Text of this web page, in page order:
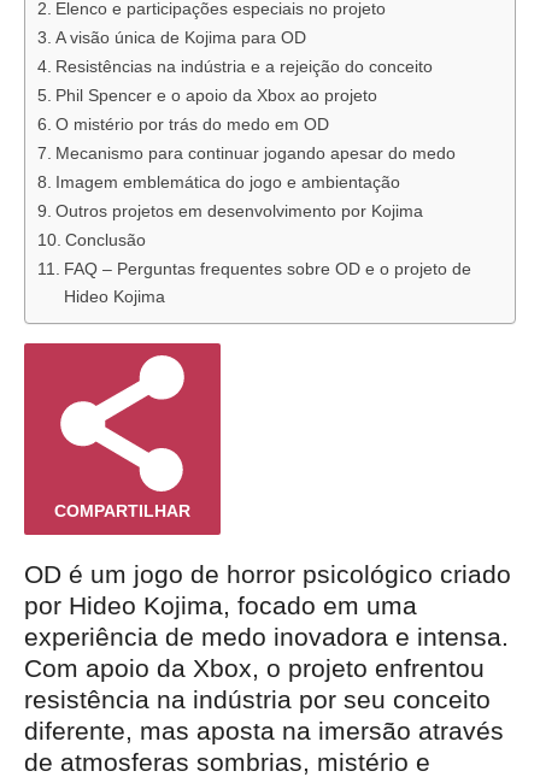
Elenco e participações especiais no projeto
A visão única de Kojima para OD
Resistências na indústria e a rejeição do conceito
Phil Spencer e o apoio da Xbox ao projeto
O mistério por trás do medo em OD
Mecanismo para continuar jogando apesar do medo
Imagem emblemática do jogo e ambientação
Outros projetos em desenvolvimento por Kojima
Conclusão
FAQ – Perguntas frequentes sobre OD e o projeto de
Hideo Kojima
COMPARTILHAR
OD é um jogo de horror psicológico criado
por Hideo Kojima, focado em uma
experiência de medo inovadora e intensa.
Com apoio da Xbox, o projeto enfrentou
resistência na indústria por seu conceito
diferente, mas aposta na imersão através
de atmosferas sombrias, mistério e